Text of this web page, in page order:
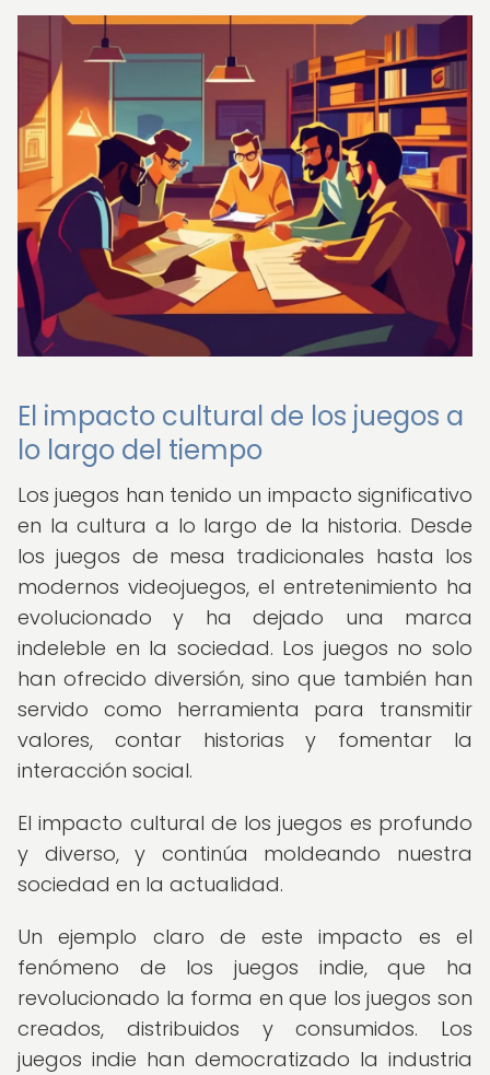
El impacto cultural de los juegos a
lo largo del tiempo
Los juegos han tenido un impacto significativo
en la cultura a lo largo de la historia. Desde
los juegos de mesa tradicionales hasta los
modernos videojuegos, el entretenimiento ha
evolucionado y ha dejado una marca
indeleble en la sociedad. Los juegos no solo
han ofrecido diversión, sino que también han
servido como herramienta para transmitir
valores, contar historias y fomentar la
interacción social.
El impacto cultural de los juegos es profundo
y diverso, y continúa moldeando nuestra
sociedad en la actualidad.
Un ejemplo claro de este impacto es el
fenómeno de los juegos indie, que ha
revolucionado la forma en que los juegos son
creados, distribuidos y consumidos. Los
juegos indie han democratizado la industria